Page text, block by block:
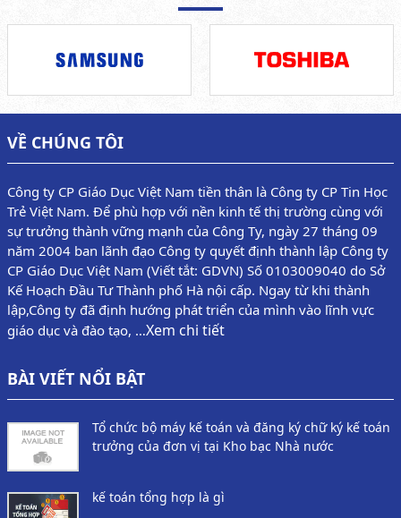
VỀ CHÚNG TÔI
Công ty CP Giáo Dục Việt Nam tiền thân là Công ty CP Tin Học
Trẻ Việt Nam. Để phù hợp với nền kinh tế thị trường cùng với
sự trưởng thành vững mạnh của Công Ty, ngày 27 tháng 09
năm 2004 ban lãnh đạo Công ty quyết định thành lập Công ty
CP Giáo Dục Việt Nam (Viết tắt: GDVN) Số 0103009040 do Sở
Kế Hoạch Đầu Tư Thành phố Hà nội cấp. Ngay từ khi thành
lập,Công ty đã định hướng phát triển của mình vào lĩnh vực
giáo dục và đào tạo, …Xem chi tiết
BÀI VIẾT NỔI BẬT
Tổ chức bộ máy kế toán và đăng ký chữ ký kế toán
trưởng của đơn vị tại Kho bạc Nhà nước
kế toán tổng hợp là gì